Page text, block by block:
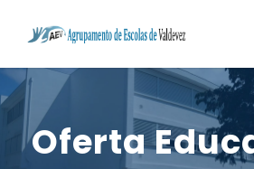
Oferta